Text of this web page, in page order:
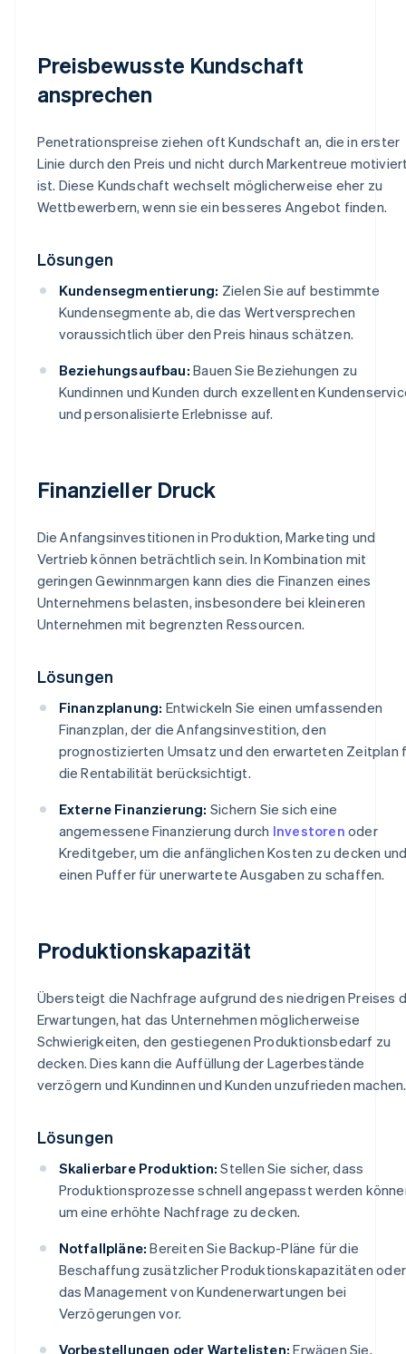
Preisbewusste Kundschaft
ansprechen
Penetrationspreise ziehen oft Kundschaft an, die in erster
Linie durch den Preis und nicht durch Markentreue
ist. Diese Kundschaft wechselt möglicherweise eher zu
Wettbewerbern, wenn sie ein besseres Angebot finden.
Lösungen
Kundensegmentierung: Zielen Sie auf bestimmte
Kundensegmente ab, die das Wertversprechen
voraussichtlich über den Preis hinaus schätzen.
Beziehungsaufbau: Bauen Sie Beziehungen zu
Kundinnen und Kunden durch exzellenten
und personalisierte Erlebnisse auf.
Finanzieller Druck
Die Anfangsinvestitionen in Produktion, Marketing und
Vertrieb können beträchtlich sein. In Kombination mit
geringen Gewinnmargen kann dies die Finanzen eines
Unternehmens belasten, insbesondere bei kleineren
Unternehmen mit begrenzten Ressourcen.
Lösungen
Finanzplanung: Entwickeln Sie einen umfassenden
Finanzplan, der die Anfangsinvestition, den
prognostizierten Umsatz und den erwarteten Zeitplan
die Rentabilität berücksichtigt.
Externe Finanzierung: Sichern Sie sich eine
angemessene Finanzierung durch Investoren oder
Kreditgeber, um die anfänglichen Kosten zu decken
einen Puffer für unerwartete Ausgaben zu schaffen.
Produktionskapazität
Übersteigt die Nachfrage aufgrund des niedrigen Preises
Erwartungen, hat das Unternehmen möglicherweise
Schwierigkeiten, den gestiegenen Produktionsbedarf zu
decken. Dies kann die Auffüllung der Lagerbestände
verzögern und Kundinnen und Kunden unzufrieden machen.
Lösungen
Skalierbare Produktion: Stellen Sie sicher, dass
Produktionsprozesse schnell angepasst werden
um eine erhöhte Nachfrage zu decken.
Notfallpläne: Bereiten Sie Backup-Pläne für die
Beschaffung zusätzlicher Produktionskapazitäten oder
das Management von Kundenerwartungen bei
Verzögerungen vor.
Vorbestellungen oder Wartelisten: Erwägen Sie,